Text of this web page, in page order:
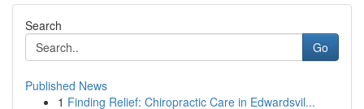
Search
Go
Published News
1 Finding Relief: Chiropractic Care in Edwardsvil...